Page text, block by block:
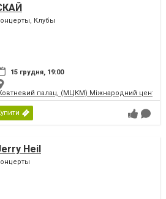
Клубы
15 грудня, 19:00
палац, (МЦКМ) Міжнародний центр
Heil